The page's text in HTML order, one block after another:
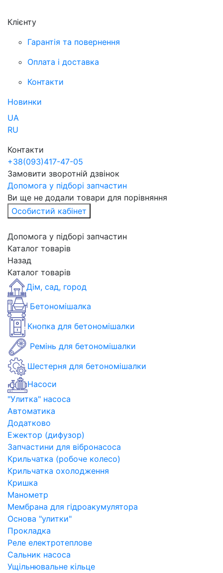
Клієнту
Гарантія та повернення
Оплата і доставка
Контакти
Новинки
UA
RU
Контакти
+38(093)417-47-05
Замовити зворотній дзвінок
Допомога у підборі запчастин
Ви ще не додали товари для порівняння
Особистий кабінет
Допомога у підборі запчастин
Каталог товарів
Назад
Каталог товарів
Дім, сад, город
Бетономішалка
Кнопка для бетономішалки
Ремінь для бетономішалки
Шестерня для бетономішалки
Насоси
"Улитка" насоса
Автоматика
Додатково
Ежектор (дифузор)
Запчастини для вібронасоса
Крильчатка (робоче колесо)
Крильчатка охолодження
Кришка
Манометр
Мембрана для гідроакумулятора
Основа "улитки"
Прокладка
Реле електротеплове
Сальник насоса
Ущільнювальне кільце